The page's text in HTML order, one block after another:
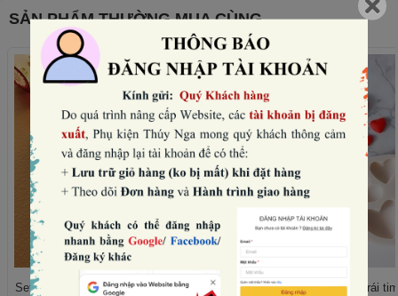
SẢN PHẨM THƯỜNG MUA CÙNG
Set 50 cây giấy xanh lùn (họa tiết hoa,
Khuôn silicon tròn - 8 trái